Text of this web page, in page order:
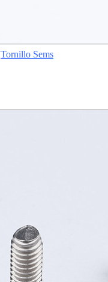
Tornillo Sems